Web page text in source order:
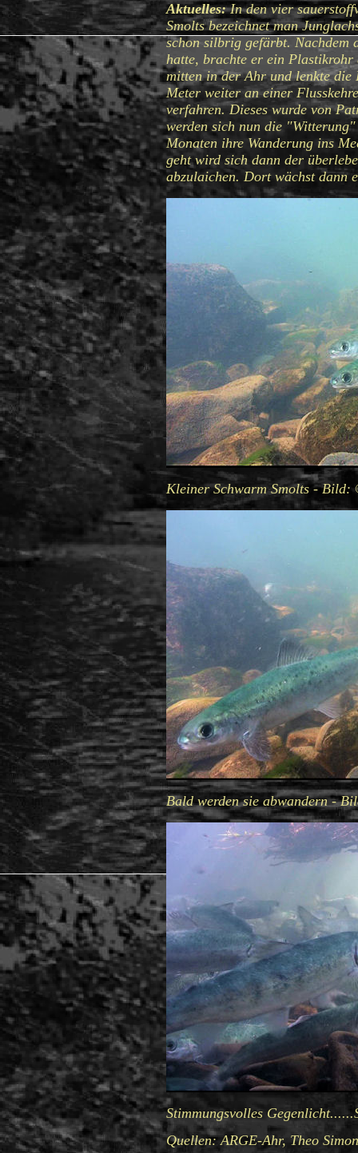
Aktuelles:In den vier
Smolts bezeichnet man
schon silbrig gefärbt. Nachdem
hatte, brachte er ein Plastikrohr
mitten in der Ahr und lenkte die
Meter weiter an einer
verfahren. Dieses wurde von
werden sich nun die
Monaten ihre Wanderung ins
geht wird sich dann der
abzulaichen. Dort wächst dann
Kleiner Schwarm Smolts -
Bald werden sie abwandern -
Stimmungsvolles
Quellen: ARGE-Ahr, Theo